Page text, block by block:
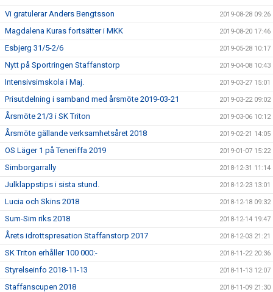
Vi gratulerar Anders Bengtsson 2019-08-28 09:26
Magdalena Kuras fortsätter i MKK 2019-08-20 17:46
Esbjerg 31/5-2/6 2019-05-28 10:17
Nytt på Sportringen Staffanstorp 2019-04-08 10:43
Intensivsimskola i Maj. 2019-03-27 15:01
Prisutdelning i samband med årsmöte 2019-03-21 2019-03-22 09:02
Årsmöte 21/3 i SK Triton 2019-03-06 10:12
Årsmöte gällande verksamhetsåret 2018 2019-02-21 14:05
OS Läger 1 på Teneriffa 2019 2019-01-07 15:22
Simborgarrally 2018-12-31 11:14
Julklappstips i sista stund. 2018-12-23 13:01
Lucia och Skins 2018 2018-12-18 09:32
Sum-Sim riks 2018 2018-12-14 19:47
Årets idrottspresation Staffanstorp 2017 2018-12-03 21:21
SK Triton erhåller 100 000:- 2018-11-22 20:36
Styrelseinfo 2018-11-13 2018-11-13 12:07
Staffanscupen 2018 2018-11-09 21:30